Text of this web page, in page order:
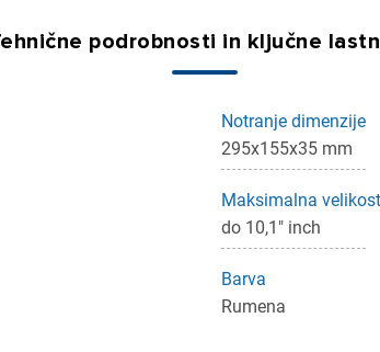
podrobnosti in ključne
Notranje dimenzije
295x155x35 mm
Maksimalna
do 10,1" inch
Barva
Rumena
Za dodajanje na seznam želja